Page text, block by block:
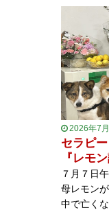
2026年7
セラピ
『レモ
７月７日
母レモン
中で亡く